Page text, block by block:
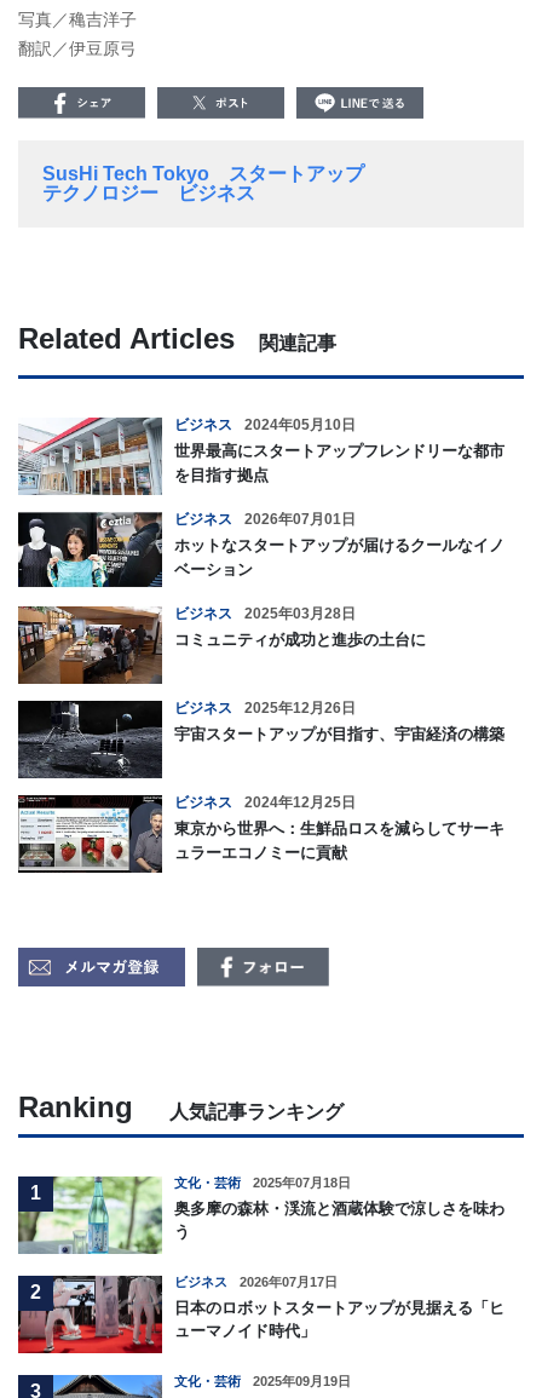
写真／穐吉洋子
翻訳／伊豆原弓
SusHi Tech Tokyo
スタートアップ
テクノロジー
ビジネス
Related Articles 関連記事
ビジネス 2024年05月10日
世界最高にスタートアップフレンドリーな都市
を目指す拠点
ビジネス 2026年07月01日
ホットなスタートアップが届けるクールなイノ
ベーション
ビジネス 2025年03月28日
コミュニティが成功と進歩の土台に
ビジネス 2025年12月26日
宇宙スタートアップが目指す、宇宙経済の構築
ビジネス 2024年12月25日
東京から世界へ：生鮮品ロスを減らしてサーキ
ュラーエコノミーに貢献
Ranking 人気記事ランキング
1
文化・芸術 2025年07月18日
奥多摩の森林・渓流と酒蔵体験で涼しさを味わ
う
2
ビジネス 2026年07月17日
日本のロボットスタートアップが見据える「ヒ
ューマノイド時代」
3
文化・芸術 2025年09月19日